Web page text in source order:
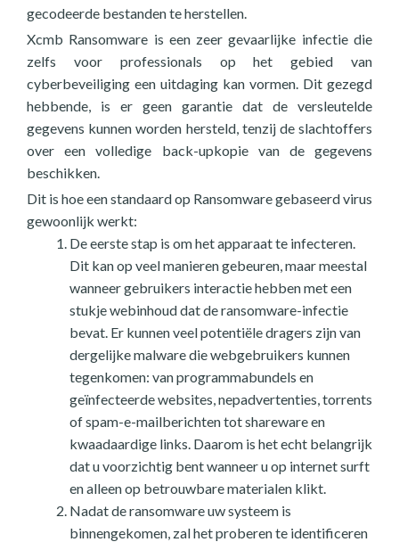
gecodeerde bestanden te herstellen.
Xcmb Ransomware is een zeer gevaarlijke infectie die
zelfs voor professionals op het gebied van
cyberbeveiliging een uitdaging kan vormen. Dit gezegd
hebbende, is er geen garantie dat de versleutelde
gegevens kunnen worden hersteld, tenzij de slachtoffers
over een volledige back-upkopie van de gegevens
beschikken.
Dit is hoe een standaard op Ransomware gebaseerd virus
gewoonlijk werkt:
De eerste stap is om het apparaat te infecteren.
Dit kan op veel manieren gebeuren, maar meestal
wanneer gebruikers interactie hebben met een
stukje webinhoud dat de ransomware-infectie
bevat. Er kunnen veel potentiële dragers zijn van
dergelijke malware die webgebruikers kunnen
tegenkomen: van programmabundels en
geïnfecteerde websites, nepadvertenties, torrents
of spam-e-mailberichten tot shareware en
kwaadaardige links. Daarom is het echt belangrijk
dat u voorzichtig bent wanneer u op internet surft
en alleen op betrouwbare materialen klikt.
Nadat de ransomware uw systeem is
binnengekomen, zal het proberen te identificeren